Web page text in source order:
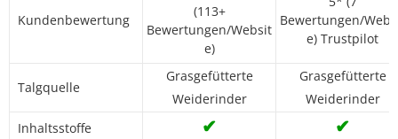
Kundenbewertung
(113+
Bewertungen/Websit
e)
Bewertungen/
e) Trustpilot
Talgquelle
Grasgefütterte
Weiderinder
Grasgefütterte
Weiderinder
Inhaltsstoffe
✔ ✔